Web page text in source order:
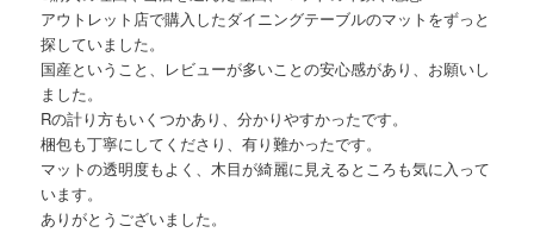
アウトレット店で購入したダイニングテーブルのマットをずっと
探していました。
国産ということ、レビューが多いことの安心感があり、お願いし
ました。
Rの計り方もいくつかあり、分かりやすかったです。
梱包も丁寧にしてくださり、有り難かったです。
マットの透明度もよく、木目が綺麗に見えるところも気に入って
います。
ありがとうございました。